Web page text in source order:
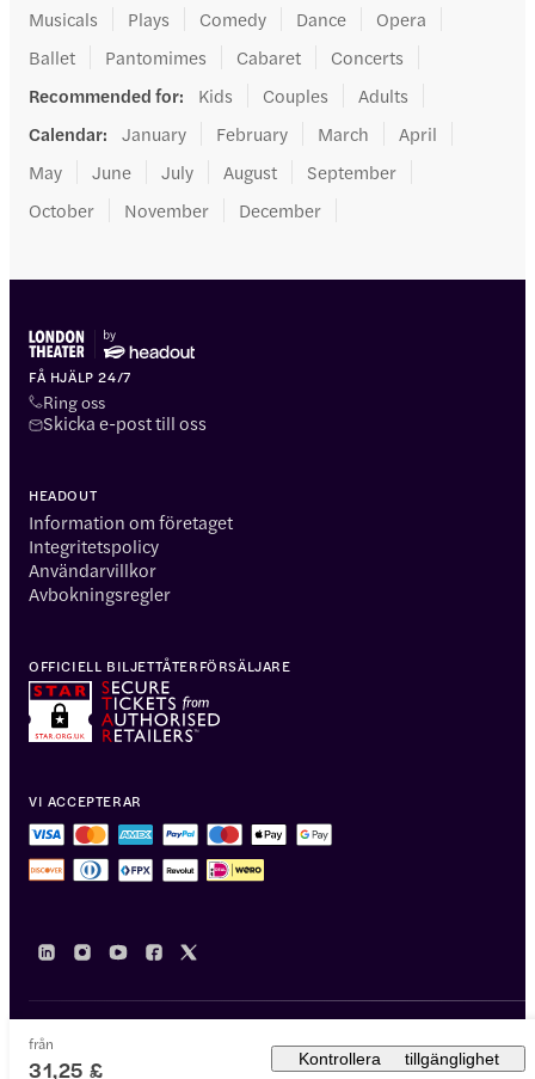
Musicals
Plays Comedy Dance
Opera
Ballet
Pantomimes Cabaret
Concerts
Recommended for: Kids Couples
Adults
Calendar: January February March
April
May
June July August
September
October
November December
FÅ HJÄLP 24/7
Ring oss
Skicka e-post till oss
HEADOUT
Information om företaget
Integritetspolicy
Användarvillkor
Avbokningsregler
VI ACCEPTERAR
OFFICIELL BILJETTÅTERFÖRSÄLJARE
© 2014-2026 Headout Inc, 82 Nassau St #60351 New York, NY 10038
från
31,25 £ Kontrollera tillgänglighet